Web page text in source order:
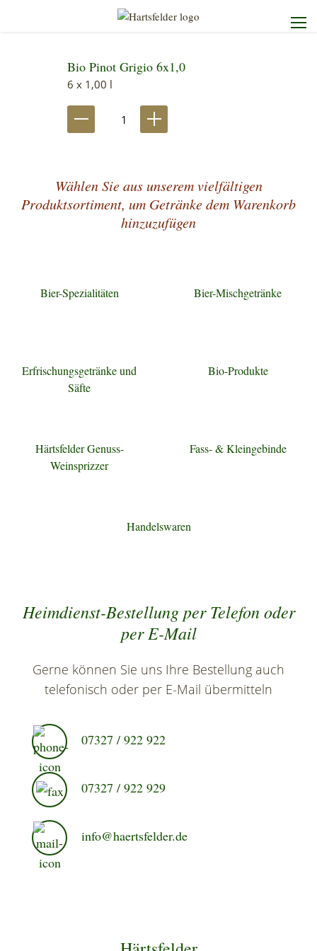
Startseite
Die Brauerei
Unser Service
Bio Pinot Grigio 6x1,0
6 x 1,00 l
Wählen Sie aus unserem vielfältigen
Produktsortiment, um Getränke dem Warenkorb
hinzuzufügen
Bier-Spezialitäten Bier-Mischgetränke
Erfrischungsgetränke und
Säfte
Bio-Produkte
Härtsfelder Genuss-
Weinsprizzer
Fass- & Kleingebinde
Handelswaren
Heimdienst-Bestellung per Telefon oder
per E-Mail
Gerne können Sie uns Ihre Bestellung auch
telefonisch oder per E-Mail übermitteln
07327 / 922 922
07327 / 922 929
info@haertsfelder.de